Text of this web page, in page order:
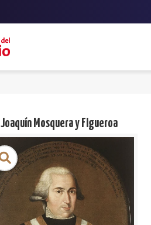
Joaquín Mosquera y Figueroa